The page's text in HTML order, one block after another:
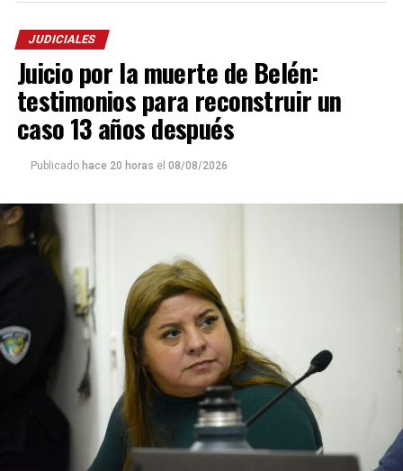
JUDICIALES
Juicio por la muerte de Belén:
testimonios para reconstruir un
caso 13 años después
Publicado hace 20 horas el 08/08/2026